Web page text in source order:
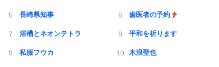
長崎県知事 歯医者の予約
浴槽とネオンテトラ 平和を祈ります
私服フウカ 木浪聖也